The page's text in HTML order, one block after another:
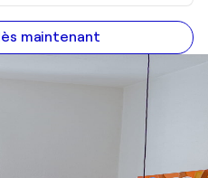
maintenant